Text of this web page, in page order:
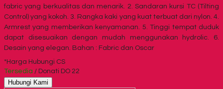
fabric yang berkualitas dan menarik. 2. Sandaran kursi TC (Tilting
Control) yang kokoh. 3. Rangka kaki yang kuat terbuat dari nylon. 4.
Armrest yang memberikan kenyamanan. 5. Tinggi tempat duduk
dapat disesuaikan dengan mudah menggunakan hydrolic. 6.
Desain yang elegan. Bahan : Fabric dan Oscar
*Harga Hubungi CS
Tersedia / Donati DO 22
Hubungi Kami